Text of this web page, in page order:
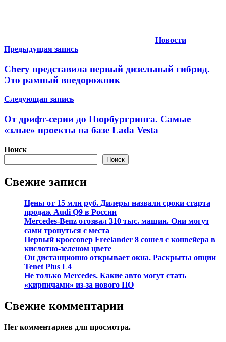
Новости
Навигация
по
записям
Предыдущая запись
Chery представила первый дизельный гибрид.
Это рамный внедорожник
Следующая запись
От дрифт-серии до Нюрбургринга. Самые
«злые» проекты на базе Lada Vestа
Поиск
Поиск
Свежие записи
Цены от 15 млн руб. Дилеры назвали сроки старта
продаж Audi Q9 в России
Mercedes-Benz отозвал 310 тыс. машин. Они могут
сами тронуться с места
Первый кроссовер Freelander 8 сошел с конвейера в
кислотно-зеленом цвете
Он дистанционно открывает окна. Раскрыты опции
Tenet Plus L4
Не только Mercedes. Какие авто могут стать
«кирпичами» из-за нового ПО
Свежие комментарии
Нет комментариев для просмотра.